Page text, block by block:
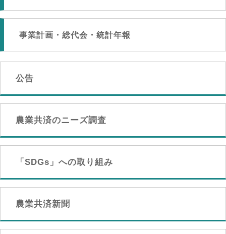
事業計画・総代会・統計年報
公告
農業共済のニーズ調査
「SDGs」への取り組み
農業共済新聞